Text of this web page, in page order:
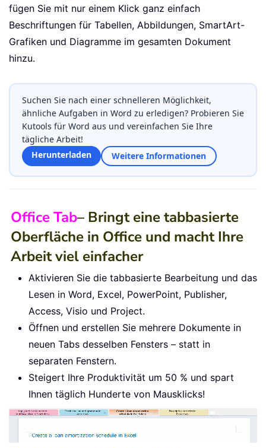
fügen Sie mit nur einem Klick ganz einfach
Beschriftungen für Tabellen, Abbildungen, SmartArt-
Grafiken und Diagramme im gesamten Dokument
hinzu.
Suchen Sie nach einer schnelleren Möglichkeit,
ähnliche Aufgaben in Word zu erledigen? Probieren Sie
Kutools für Word aus und vereinfachen Sie Ihre
tägliche Arbeit!
Herunterladen
Weitere Informationen
Office Tab– Bringt eine tabbasierte
Oberfläche in Office und macht Ihre
Arbeit viel einfacher
Aktivieren Sie die tabbasierte Bearbeitung und das
Lesen in Word, Excel, PowerPoint, Publisher,
Access, Visio und Project.
Öffnen und erstellen Sie mehrere Dokumente in
neuen Tabs desselben Fensters – statt in
separaten Fenstern.
Steigert Ihre Produktivität um 50 % und spart
Ihnen täglich Hunderte von Mausklicks!